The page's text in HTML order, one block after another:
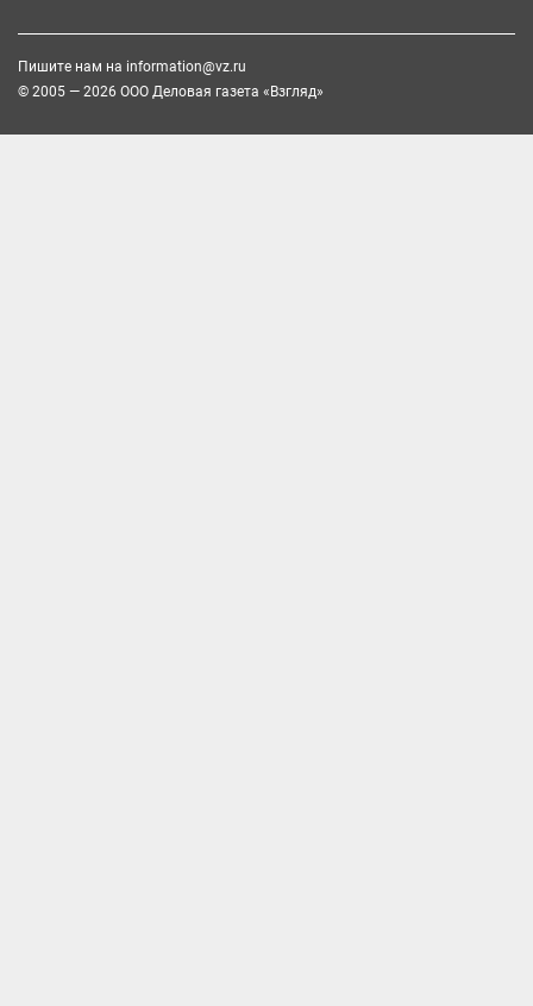
Пишите нам на information@vz.ru
© 2005 — 2026 ООО Деловая газета «Взгляд»